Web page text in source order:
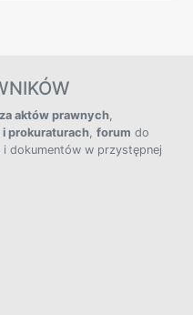
aktów prawnych,
prokuraturach, forum do
i dokumentów w przystępnej